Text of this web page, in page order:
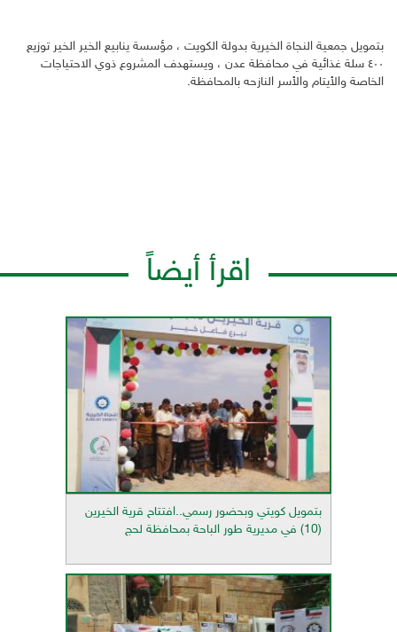
بتمويل جمعية النجاة الخيرية بدولة الكويت ، مؤسسة ينابيع الخير الخير توزيع
٤٠٠ سلة غذائية في محافظة عدن ، ويستهدف المشروع ذوي الاحتياجات
الخاصة والأيتام والأسر النازحه بالمحافظة.
اقرأ أيضاً
بتمويل كويتي وبحضور رسمي..افتتاح قرية الخيرين
(10) في مديرية طور الباحة بمحافظة لحج